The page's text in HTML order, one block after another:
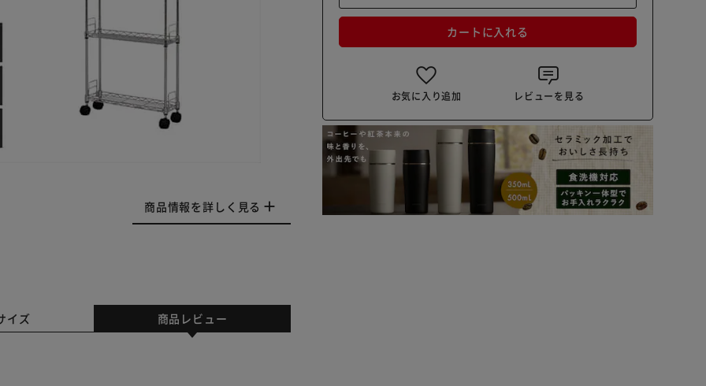
商品情報を詳しく見る
カートに入れる
お気に入り追加 レビューを見る
イズ 商品レビュー